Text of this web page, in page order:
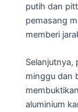
putih dan
pemasang
memberi
Selanjutnya,
minggu dan
aluminium